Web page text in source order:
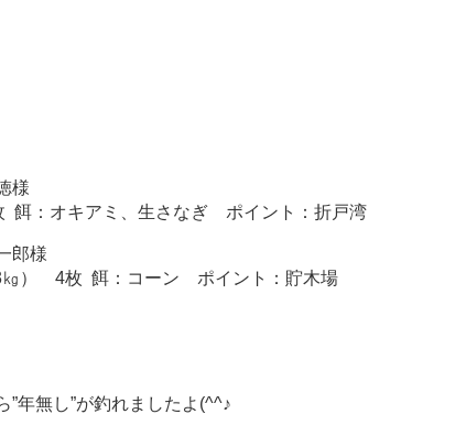
様
餌：オキアミ、生さなぎ ポイント：折戸湾
郎様
㎏） 4枚 餌：コーン ポイント：貯木場
”年無し”が釣れましたよ(^^♪